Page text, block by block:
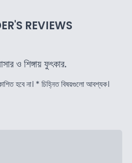
REVIEWS
ও শিঙ্গায় ফুৎকার.
হবে না। * চিহ্নিত বিষয়গুলো আবশ্যক।